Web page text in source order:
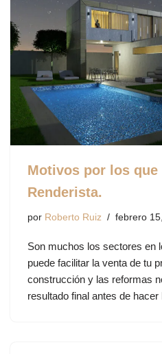
Motivos por los
Renderista.
por Roberto Ruiz febrero
Son muchos los sectores en
puede facilitar la venta de tu
construcción y las reformas
resultado final antes de